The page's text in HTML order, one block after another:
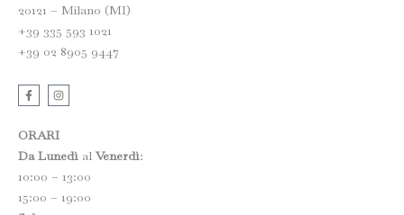
20121 – Milano (MI)
+39 335 593 1021
+39 02 8905 9447
F
a
c
b
o
o
k
-
I
n
s
a
g
r
a
m
ORARI
Da Lunedì al Venerdì:
10:00 – 13:00
15:00 – 19:00